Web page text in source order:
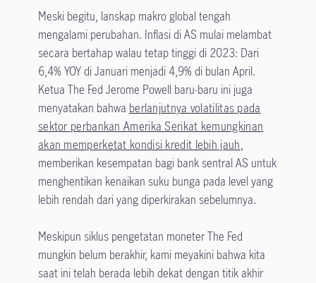
Meski begitu, lanskap makro global tengah
mengalami perubahan. Inflasi di AS mulai melambat
secara bertahap walau tetap tinggi di 2023: Dari
6,4% YOY di Januari menjadi 4,9% di bulan April.
Ketua The Fed Jerome Powell baru-baru ini juga
menyatakan bahwa berlanjutnya volatilitas pada
sektor perbankan Amerika Serikat kemungkinan
akan memperketat kondisi kredit lebih jauh,
memberikan kesempatan bagi bank sentral AS untuk
menghentikan kenaikan suku bunga pada level yang
lebih rendah dari yang diperkirakan sebelumnya.
Meskipun siklus pengetatan moneter The Fed
mungkin belum berakhir, kami meyakini bahwa kita
saat ini telah berada lebih dekat dengan titik akhir